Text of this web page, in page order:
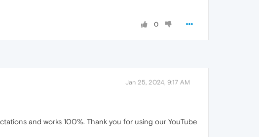
0
Jan 25, 2024, 9:17 AM
and works 100%. Thank you for using our YouTube